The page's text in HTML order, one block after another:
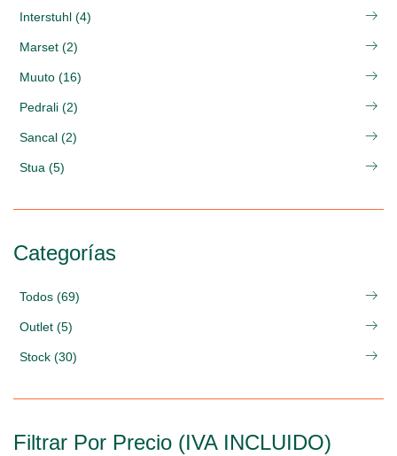
Interstuhl (4)
Marset (2)
Muuto (16)
Pedrali (2)
Sancal (2)
Stua (5)
Categorías
Todos (69)
Outlet (5)
Stock (30)
Filtrar Por Precio (IVA INCLUIDO)